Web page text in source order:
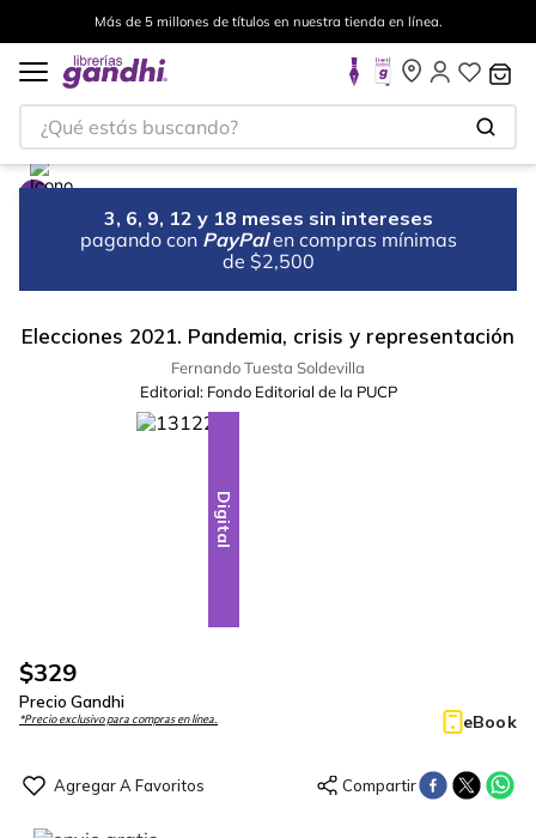
Más de 5 millones de títulos en nuestra tienda en línea.
¿Qué estás buscando?
3, 6, 9, 12 y 18 meses sin intereses
pagando con PayPal en compras mínimas
de $2,500
Elecciones 2021. Pandemia, crisis y representación
Fernando Tuesta Soldevilla
Editorial: Fondo Editorial de la PUCP
Digital
$329
Precio Gandhi
*Precio exclusivo para compras en línea. eBook